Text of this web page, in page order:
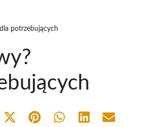
potrzebujących
Share Share Share Share Share